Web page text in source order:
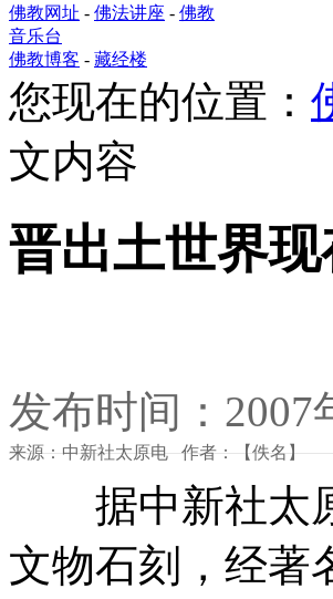
佛教网址 - 佛法讲座 - 佛教
音乐台
佛教博客 - 藏经楼
您现在的位置：
文内容
晋出土世界
发布时间：2007
来源：中新社太原电 作者：【佚名】
据中新社太原
文物石刻，经著